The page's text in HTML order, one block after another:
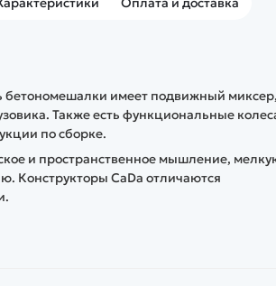
бетономешалки имеет подвижный миксер,
Также есть функциональные
по сборке.
и пространственное мышление,
Конструкторы CaDa отличаются